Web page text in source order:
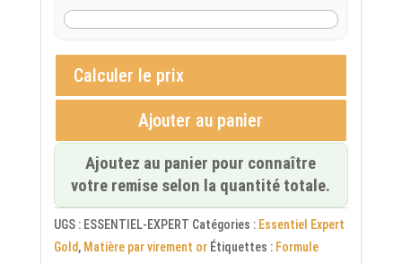
Calculer le prix
Ajouter au panier
Ajoutez au panier pour connaître
votre remise selon la quantité totale.
UGS : ESSENTIEL-EXPERT Catégories : Essentiel Expert
Gold, Matière par virement or Étiquettes : Formule